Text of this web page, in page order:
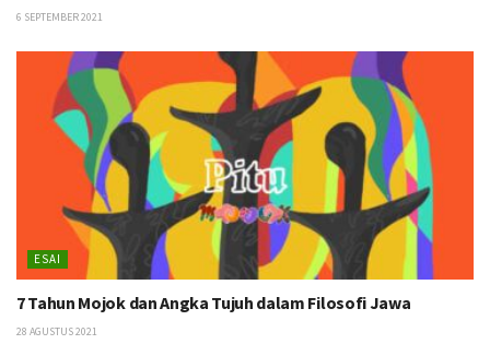
6 SEPTEMBER 2021
ESAI
7 Tahun Mojok dan Angka Tujuh dalam Filosofi Jawa
28 AGUSTUS 2021